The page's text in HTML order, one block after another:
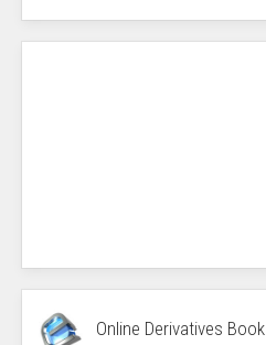
Online Derivatives Book